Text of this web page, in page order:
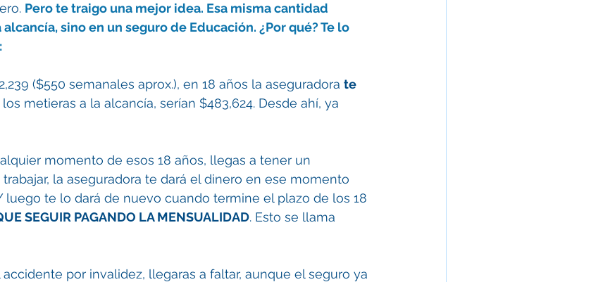
Pero te traigo una mejor idea. Esa misma cantidad
sino en un seguro de Educación. ¿Por qué? Te lo
($550 semanales aprox.), en 18 años la aseguradora te
los metieras a la alcancía, serían $483,624. Desde ahí, ya
momento de esos 18 años, llegas a tener un
la aseguradora te dará el dinero en ese momento
luego te lo dará de nuevo cuando termine el plazo de los 18
SEGUIR PAGANDO LA MENSUALIDAD. Esto se llama
por invalidez, llegaras a faltar, aunque el seguro ya